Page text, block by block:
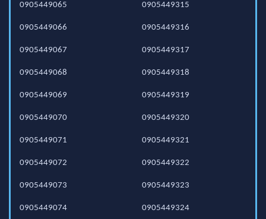
0905449065
0905449066
0905449067
0905449068
0905449069
0905449070
0905449071
0905449072
0905449073
0905449074
0905449315
0905449316
0905449317
0905449318
0905449319
0905449320
0905449321
0905449322
0905449323
0905449324